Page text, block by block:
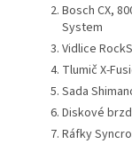
Bosch CX,
System
Vidlice
Tlumič X-
Sada
Diskové
Ráfky